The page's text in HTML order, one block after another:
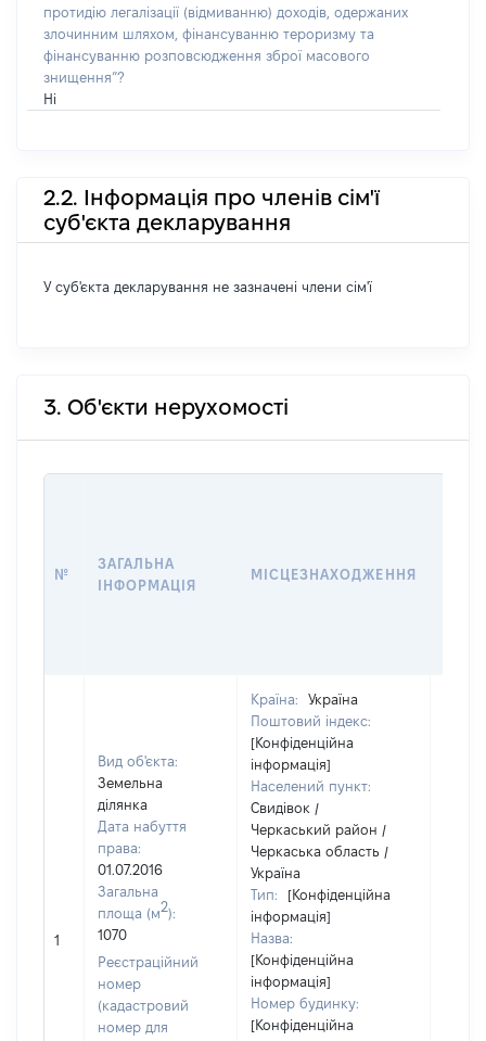
протидію легалізації (відмиванню) доходів, одержаних
злочинним шляхом, фінансуванню тероризму та
фінансуванню розповсюдження зброї масового
знищення”?
Ні
2.2. Інформація про членів сім'ї
суб'єкта декларування
У суб'єкта декларування не зазначені члени сім'ї
3. Об'єкти нерухомості
№
ЗАГАЛЬНА
ІНФОРМАЦІЯ
МІСЦЕЗНАХОДЖЕННЯ
1
Вид об'єкта:
Земельна
ділянка
Дата набуття
права:
01.07.2016
Загальна
площа (м2):
1070
Реєстраційний
номер
(кадастровий
номер для
Країна:
Україна
Поштовий індекс:
[Конфіденційна
інформація]
Населений пункт:
Свидівок /
Черкаський район /
Черкаська область /
Україна
Тип:
[Конфіденційна
інформація]
Назва:
[Конфіденційна
інформація]
Номер будинку:
[Конфіденційна